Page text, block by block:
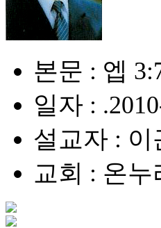
본문 : 엡
일자 :
설교자 : 이
교회 : 온